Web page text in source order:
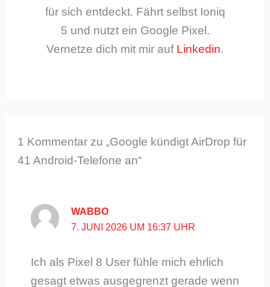
für sich entdeckt. Fährt selbst Ioniq
5 und nutzt ein Google Pixel.
Vernetze dich mit mir auf Linkedin.
1 Kommentar zu „Google kündigt AirDrop für
41 Android-Telefone an“
WABBO
7. JUNI 2026 UM 16:37 UHR
Ich als Pixel 8 User fühle mich ehrlich
gesagt etwas ausgegrenzt gerade wenn